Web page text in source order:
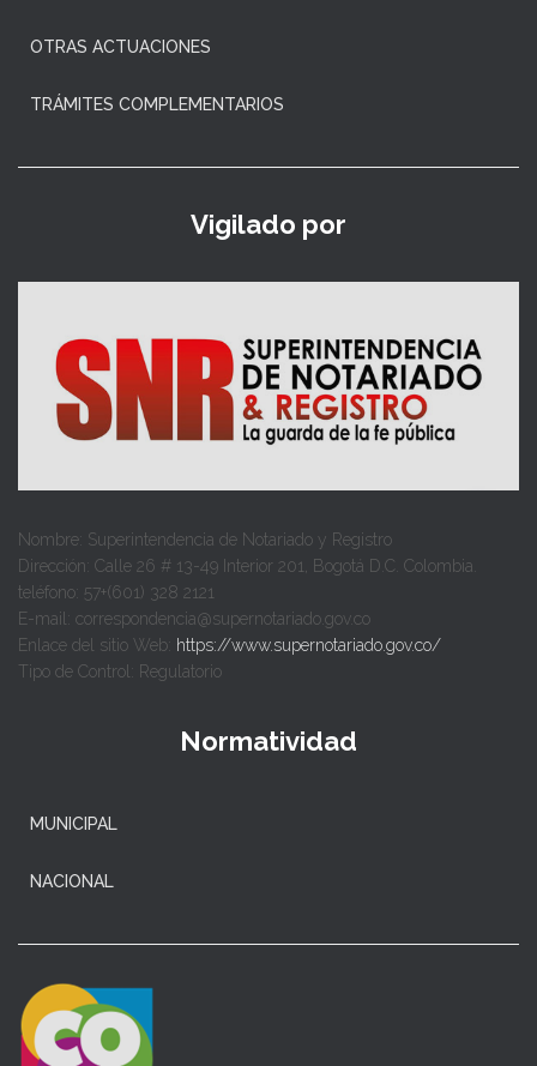
OTRAS ACTUACIONES
TRÁMITES COMPLEMENTARIOS
Vigilado por
Nombre: Superintendencia de Notariado y Registro
Dirección: Calle 26 # 13-49 Interior 201, Bogotá D.C. Colombia.
teléfono: 57+(601) 328 2121
E-mail: correspondencia@supernotariado.gov.co
Enlace del sitio Web: https://www.supernotariado.gov.co/
Tipo de Control: Regulatorio
Normatividad
MUNICIPAL
NACIONAL